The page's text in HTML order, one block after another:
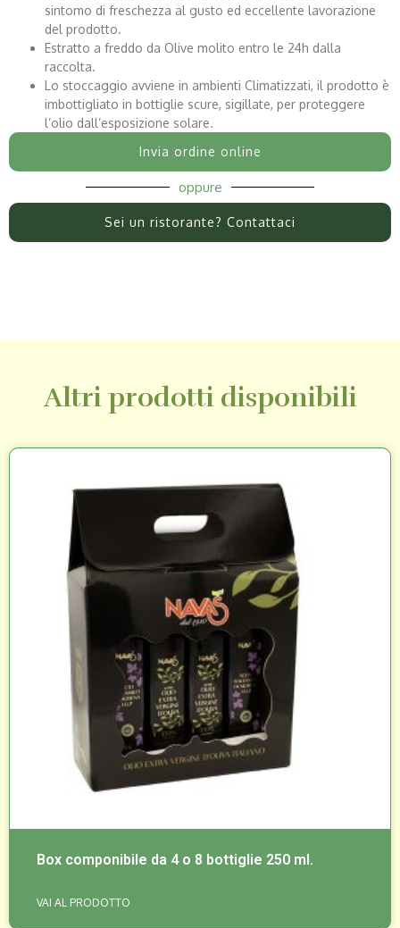
sintomo di freschezza al gusto ed eccellente lavorazione
del prodotto.
Estratto a freddo da Olive molito entro le 24h dalla
raccolta.
Lo stoccaggio avviene in ambienti Climatizzati, il prodotto è
imbottigliato in bottiglie scure, sigillate, per proteggere
l’olio dall’esposizione solare.
Invia ordine online
oppure
Sei un ristorante? Contattaci
Altri prodotti disponibili
Box componibile da 4 o 8 bottiglie 250 ml.
VAI AL PRODOTTO